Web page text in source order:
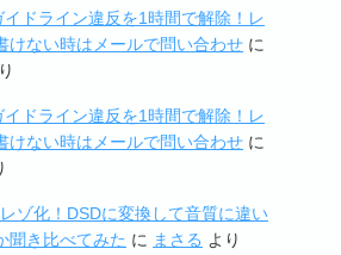
ドライン違反を1時間で解除！レ
けない時はメールで問い合わせ に
ドライン違反を1時間で解除！レ
けない時はメールで問い合わせ に
ゾ化！DSDに変換して音質に違い
聞き比べてみた に まさる より